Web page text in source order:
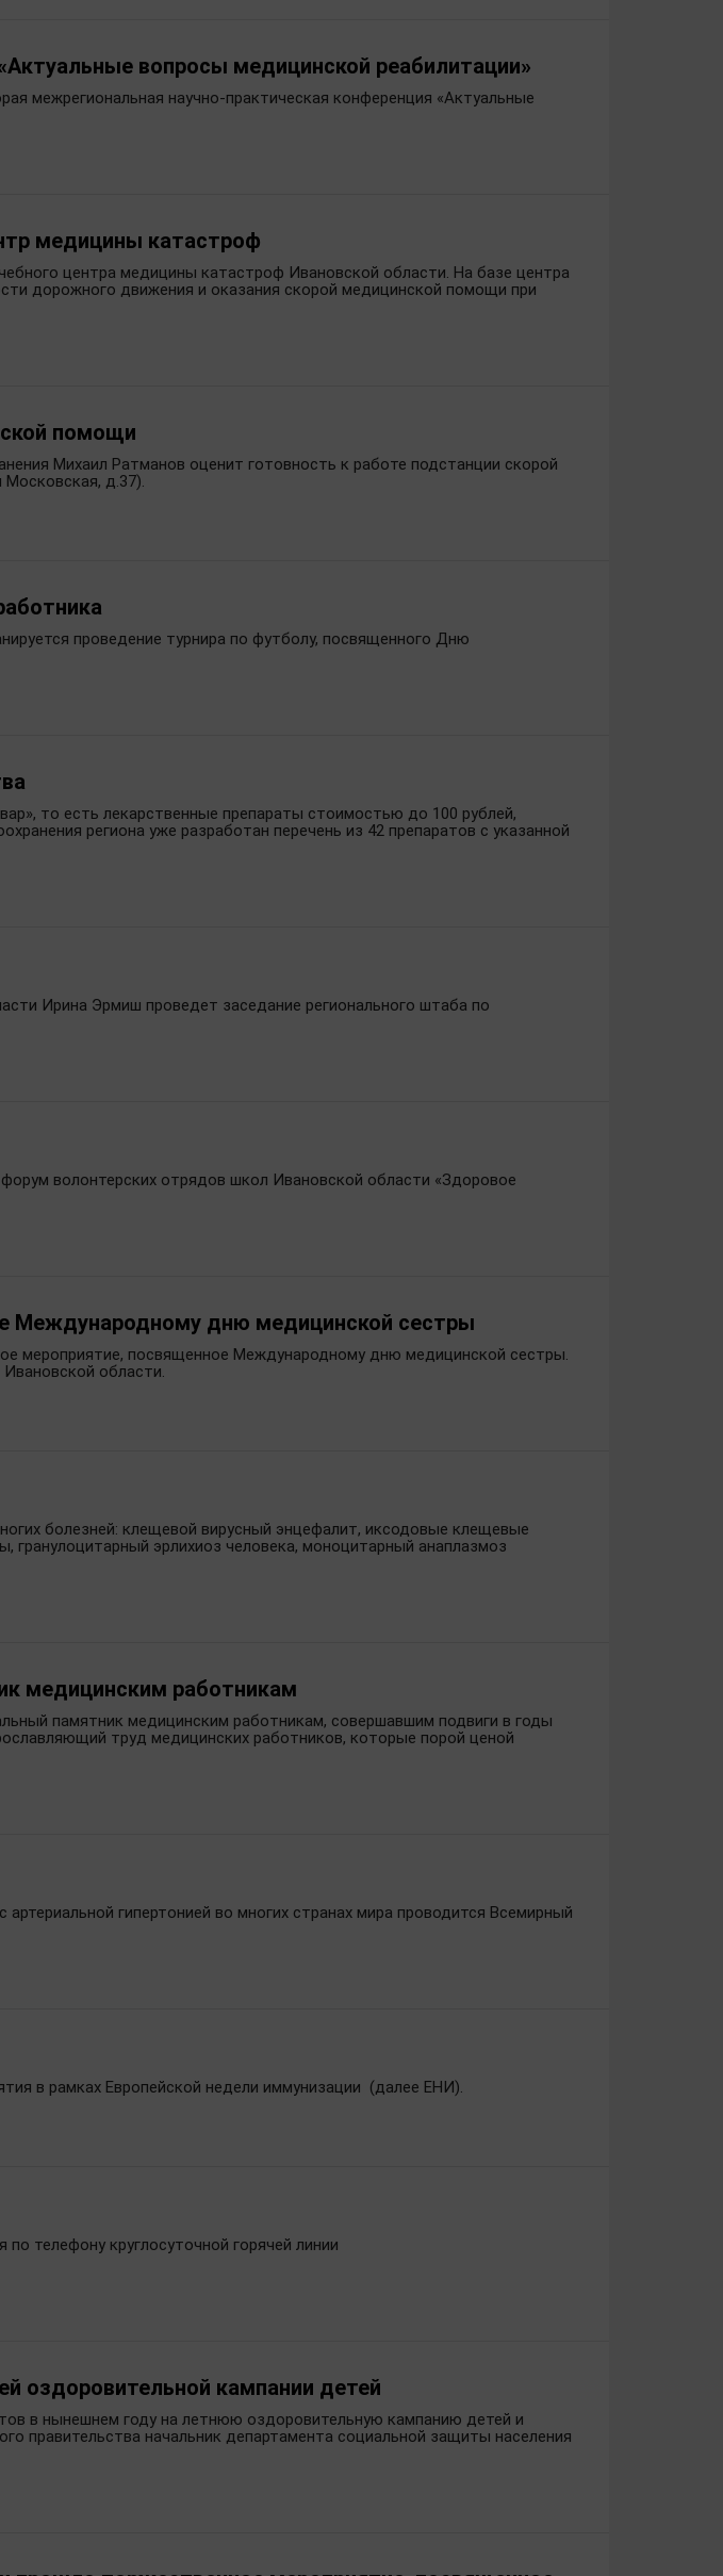
вопросы медицинской реабилитации»
межрегиональная научно-практическая конференция «Актуальные
медицины катастроф
центра медицины катастроф Ивановской области. На базе центра
дорожного движения и оказания скорой медицинской помощи при
помощи
Михаил Ратманов оценит готовность к работе подстанции скорой
д.37).
проведение турнира по футболу, посвященного Дню
то есть лекарственные препараты стоимостью до 100 рублей,
региона уже разработан перечень из 42 препаратов с указанной
Ирина Эрмиш проведет заседание регионального штаба по
волонтерских отрядов школ Ивановской области «Здоровое
Международному дню медицинской сестры
мероприятие, посвященное Международному дню медицинской сестры.
области.
болезней: клещевой вирусный энцефалит, иксодовые клещевые
гранулоцитарный эрлихиоз человека, моноцитарный анаплазмоз
медицинским работникам
памятник медицинским работникам, совершавшим подвиги в годы
труд медицинских работников, которые порой ценой
гипертонией во многих странах мира проводится Всемирный
в рамках Европейской недели иммунизации (далее ЕНИ).
телефону круглосуточной горячей линии
оздоровительной кампании детей
в нынешнем году на летнюю оздоровительную кампанию детей и
правительства начальник департамента социальной защиты населения